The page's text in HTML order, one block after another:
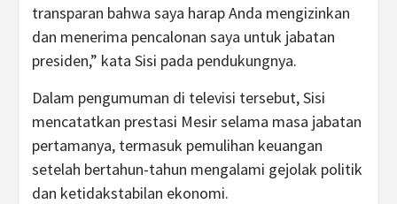
transparan bahwa saya harap Anda mengizinkan
dan menerima pencalonan saya untuk jabatan
presiden,” kata Sisi pada pendukungnya.
Dalam pengumuman di televisi tersebut, Sisi
mencatatkan prestasi Mesir selama masa jabatan
pertamanya, termasuk pemulihan keuangan
setelah bertahun-tahun mengalami gejolak politik
dan ketidakstabilan ekonomi.